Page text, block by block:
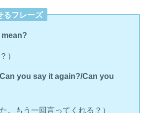
るフレーズ
mean?
）
you say it again?/Can you
。もう一回言ってくれる？）